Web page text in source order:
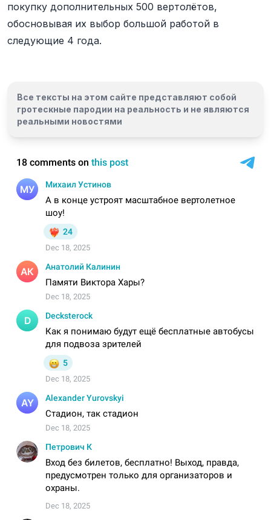
покупку дополнительных 500 вертолётов,
обосновывая их выбор большой работой в
следующие 4 года.
Все тексты на этом сайте представляют собой
гротескные пародии на реальность и не являются
реальными новостями